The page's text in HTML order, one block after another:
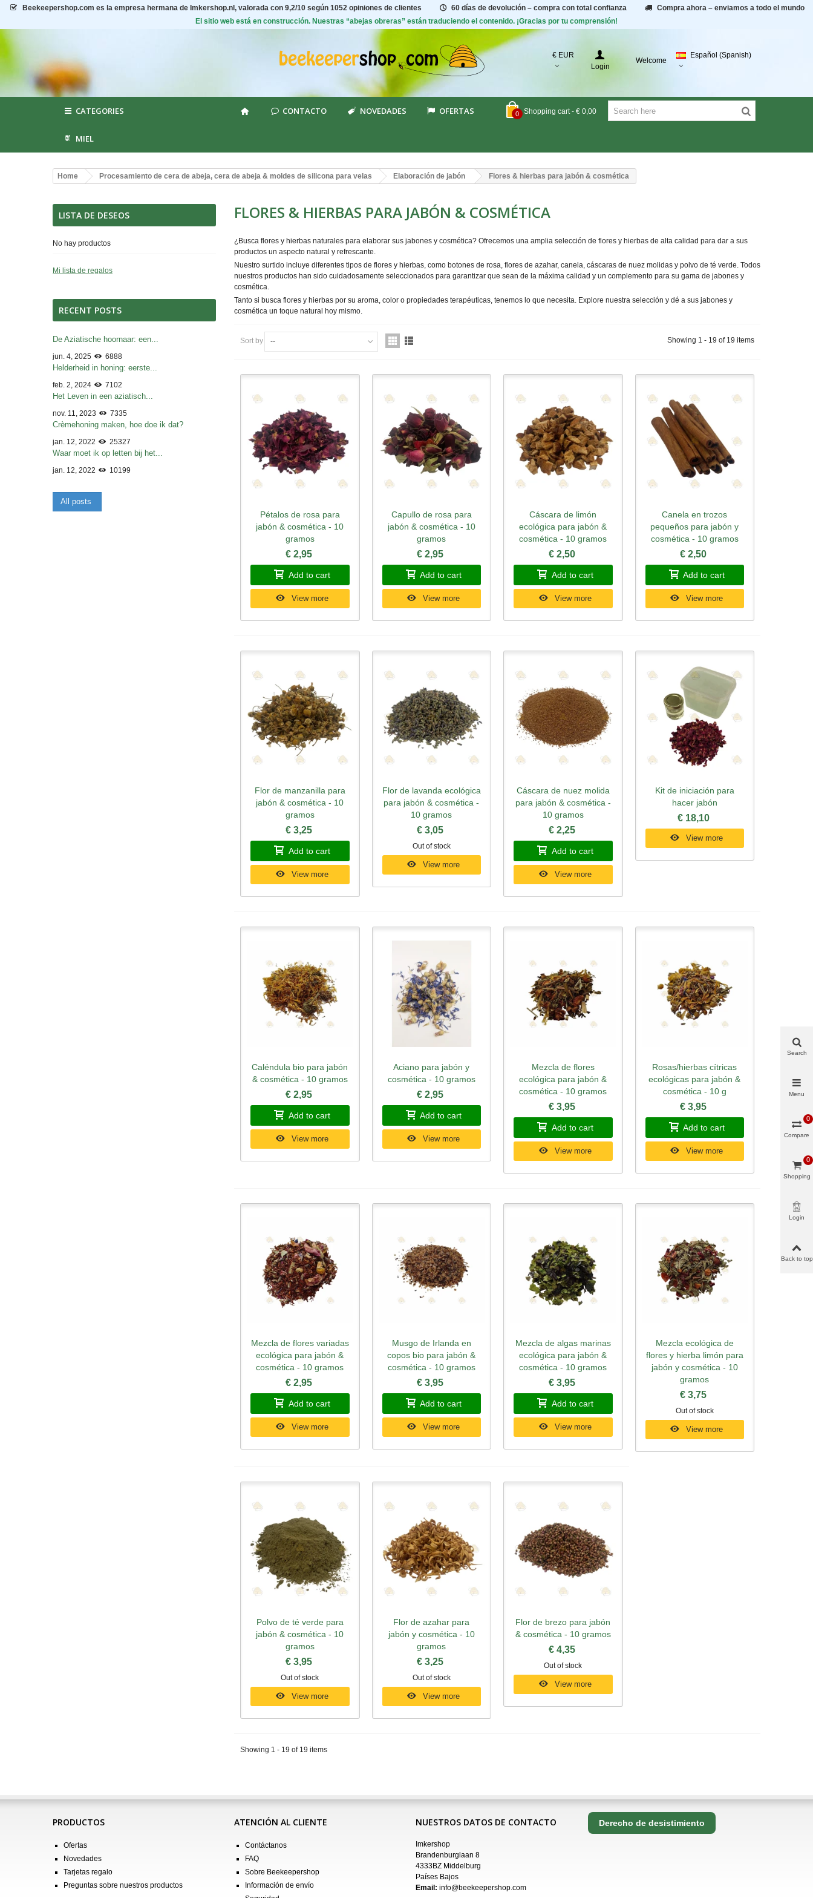
Beekeepershop.com es la empresa hermana de Imkershop.nl, valorada con 9,2/10 según 1052 opiniones de clientes 60 días de devolución – compra con total confianza
Compra ahora – enviamos a todo el mundo
El sitio web está en construcción. Nuestras “abejas obreras” están traduciendo el contenido. ¡Gracias por tu comprensión!
€ EUR
Login
Welcome
Español (Spanish)
0 Shopping cart - € 0,00
CATEGORIES CONTACTO NOVEDADES OFERTAS
MIEL
Home Procesamiento de cera de abeja, cera de abeja & moldes de silicona para velas Elaboración de jabón Flores & hierbas para jabón & cosmética
LISTA DE DESEOS
No hay productos
Mi lista de regalos
RECENT POSTS
De Aziatische hoornaar: een...
jun. 4, 2025 6888
Helderheid in honing: eerste...
feb. 2, 2024 7102
Het Leven in een aziatisch...
nov. 11, 2023 7335
Crèmehoning maken, hoe doe ik dat?
jan. 12, 2022 25327
Waar moet ik op letten bij het...
jan. 12, 2022 10199
All posts
FLORES & HIERBAS PARA JABÓN & COSMÉTICA
¿Busca flores y hierbas naturales para elaborar sus jabones y cosmética? Ofrecemos una amplia selección de flores y hierbas de alta calidad para dar a sus
productos un aspecto natural y refrescante.
Nuestro surtido incluye diferentes tipos de flores y hierbas, como botones de rosa, flores de azahar, canela, cáscaras de nuez molidas y polvo de té verde. Todos
nuestros productos han sido cuidadosamente seleccionados para garantizar que sean de la máxima calidad y un complemento para su gama de jabones y
cosmética.
Tanto si busca flores y hierbas por su aroma, color o propiedades terapéuticas, tenemos lo que necesita. Explore nuestra selección y dé a sus jabones y
cosmética un toque natural hoy mismo.
Sort by -- Showing 1 - 19 of 19 items
Quick view
Pétalos de rosa para
jabón & cosmética - 10
gramos
€ 2,95
Add to cart
View more
Quick view
Capullo de rosa para
jabón & cosmética - 10
gramos
€ 2,95
Add to cart
View more
Quick view
Cáscara de limón
ecológica para jabón &
cosmética - 10 gramos
€ 2,50
Add to cart
View more
Quick view
Canela en trozos
pequeños para jabón y
cosmética - 10 gramos
€ 2,50
Add to cart
View more
Quick view
Flor de manzanilla para
jabón & cosmética - 10
gramos
€ 3,25
Add to cart
View more
Quick view
Flor de lavanda ecológica
para jabón & cosmética -
10 gramos
€ 3,05
Out of stock
View more
Quick view
Cáscara de nuez molida
para jabón & cosmética -
10 gramos
€ 2,25
Add to cart
View more
Quick view
Kit de iniciación para
hacer jabón
€ 18,10
View more
Quick view
Caléndula bio para jabón
& cosmética - 10 gramos
€ 2,95
Add to cart
View more
Quick view
Aciano para jabón y
cosmética - 10 gramos
€ 2,95
Add to cart
View more
Quick view
Mezcla de flores
ecológica para jabón &
cosmética - 10 gramos
€ 3,95
Add to cart
View more
Quick view
Rosas/hierbas cítricas
ecológicas para jabón &
cosmética - 10 g
€ 3,95
Add to cart
View more
Quick view
Mezcla de flores variadas
ecológica para jabón &
cosmética - 10 gramos
€ 2,95
Add to cart
View more
Quick view
Musgo de Irlanda en
copos bio para jabón &
cosmética - 10 gramos
€ 3,95
Add to cart
View more
Quick view
Mezcla de algas marinas
ecológica para jabón &
cosmética - 10 gramos
€ 3,95
Add to cart
View more
Quick view
Mezcla ecológica de
flores y hierba limón para
jabón y cosmética - 10
gramos
€ 3,75
Out of stock
View more
Quick view
Polvo de té verde para
jabón & cosmética - 10
gramos
€ 3,95
Out of stock
View more
Quick view
Flor de azahar para
jabón y cosmética - 10
gramos
€ 3,25
Out of stock
View more
Quick view
Flor de brezo para jabón
& cosmética - 10 gramos
€ 4,35
Out of stock
View more
Showing 1 - 19 of 19 items
PRODUCTOS
Ofertas
Novedades
Tarjetas regalo
Preguntas sobre nuestros productos
ATENCIÓN AL CLIENTE
Contáctanos
FAQ
Sobre Beekeepershop
Información de envío
NUESTROS DATOS DE CONTACTO
Imkershop
Brandenburglaan 8
4333BZ Middelburg
Países Bajos
Email: info@beekeepershop.com
Derecho de desistimiento
Search
Menu
Compare
0
Shopping
0
Login
Back to top